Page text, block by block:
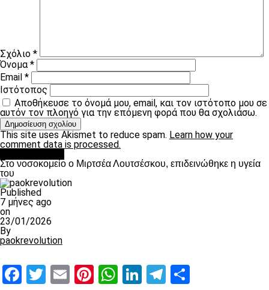
Σχόλιο *
Όνομα*
Email *
Ιστότοπος
Αποθήκευσε το όνομά μου, email, και τον ιστότοπο μου σε
αυτόν τον πλοηγό για την επόμενη φορά που θα σχολιάσω.
This site uses Akismet to reduce spam. Learn how your
comment data is processed.
Στο νοσοκομείο ο Μιρτσέα Λουτσέσκου, επιδεινώθηκε η υγεία
του
Published
7 μήνες ago
on
23/01/2026
By
paokrevolution
Facebook
Twitter
EmailPinterest
WhatsApp
LinkedIn
Telegram